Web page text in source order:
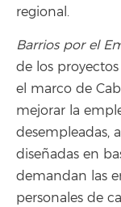
regional.
Barrios por el
de los
el marco de
mejorar la
desempleadas,
diseñadas en
demandan las
personales de